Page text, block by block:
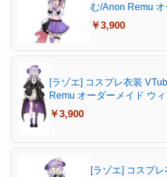
む/Anon Remu
ッグと靴別売り (
￥3,900
[ラゾエ] コスプレ衣装
Remu オーダーメイド ウィ
ィッグ)
￥3,900
[ラゾエ] コスプ